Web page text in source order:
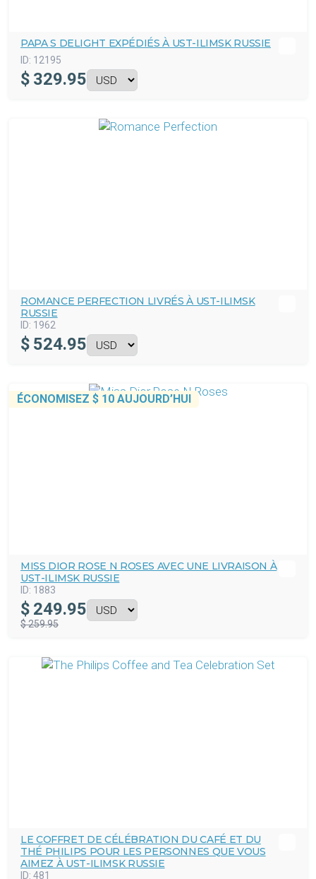
PAPA S DELIGHT EXPÉDIÉS À UST-ILIMSK RUSSIE
ID: 12195
$ 329.95
ROMANCE PERFECTION LIVRÉS À UST-ILIMSK
RUSSIE
ID: 1962
$ 524.95
ÉCONOMISEZ $ 10 AUJOURD’HUI
MISS DIOR ROSE N ROSES AVEC UNE LIVRAISON À
UST-ILIMSK RUSSIE
ID: 1883
$ 249.95
$ 259.95
LE COFFRET DE CÉLÉBRATION DU CAFÉ ET DU
THÉ PHILIPS POUR LES PERSONNES QUE VOUS
AIMEZ À UST-ILIMSK RUSSIE
ID: 481